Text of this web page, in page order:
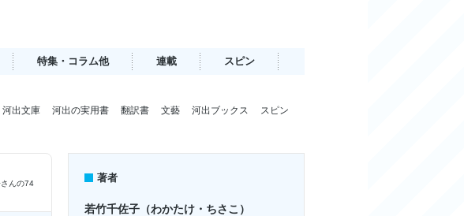
特集・コラム他 連載 スピン
河出文庫 河出の実用書 翻訳書 文藝 河出ブックス スピン
んの74
著者
若竹千佐子（わかたけ・ちさこ）